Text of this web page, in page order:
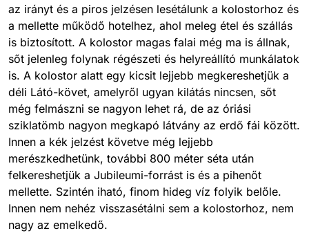
az irányt és a piros jelzésen lesétálunk a kolostorhoz és
a mellette működő hotelhez, ahol meleg étel és szállás
is biztosított. A kolostor magas falai még ma is állnak,
sőt jelenleg folynak régészeti és helyreállító munkálatok
is. A kolostor alatt egy kicsit lejjebb megkereshetjük a
déli Látó-követ, amelyről ugyan kilátás nincsen, sőt
még felmászni se nagyon lehet rá, de az óriási
sziklatömb nagyon megkapó látvány az erdő fái között.
Innen a kék jelzést követve még lejjebb
merészkedhetünk, további 800 méter séta után
felkereshetjük a Jubileumi-forrást is és a pihenőt
mellette. Szintén iható, finom hideg víz folyik belőle.
Innen nem nehéz visszasétálni sem a kolostorhoz, nem
nagy az emelkedő.